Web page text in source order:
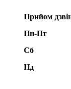
Прийом
Пн-Пт
Сб
Нд